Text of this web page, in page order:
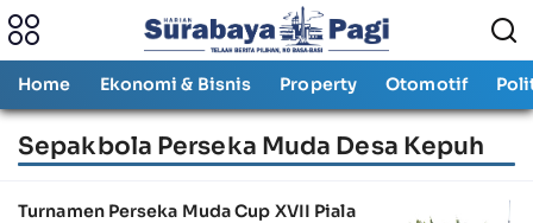
Home Ekonomi & Bisnis Property Otomotif
Sepakbola Perseka Muda Desa Kepuh
Turnamen Perseka Muda Cup XVII Piala